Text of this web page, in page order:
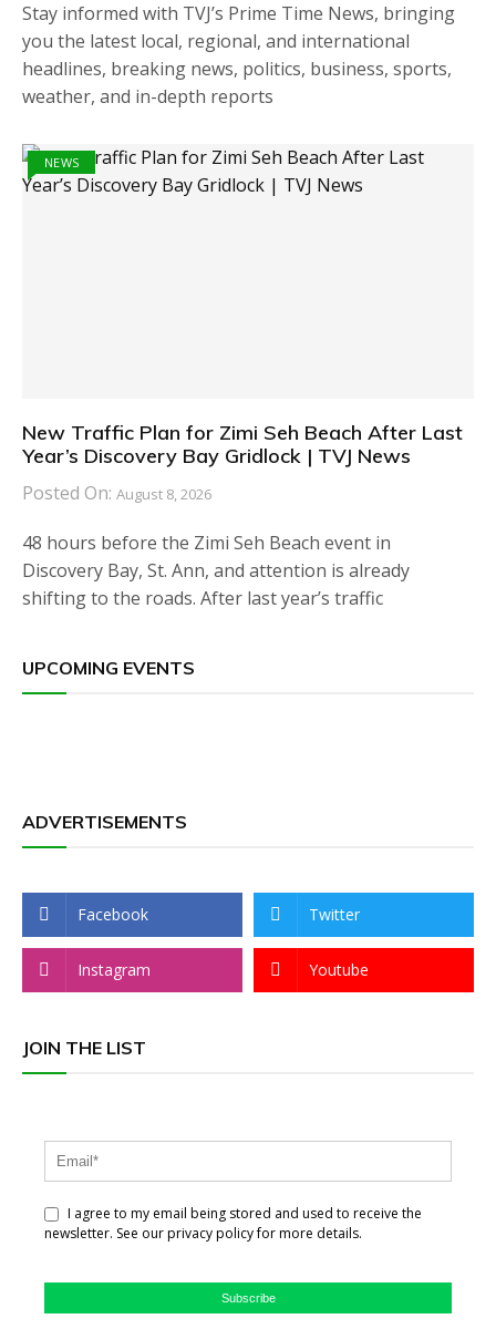
Stay informed with TVJ’s Prime Time News, bringing
you the latest local, regional, and international
headlines, breaking news, politics, business, sports,
weather, and in-depth reports
NEWS
New Traffic Plan for Zimi Seh Beach After Last
Year’s Discovery Bay Gridlock | TVJ News
Posted On: August 8, 2026
48 hours before the Zimi Seh Beach event in
Discovery Bay, St. Ann, and attention is already
shifting to the roads. After last year’s traffic
UPCOMING EVENTS
ADVERTISEMENTS
Facebook Twitter
Instagram Youtube
JOIN THE LIST
I agree to my email being stored and used to receive the
newsletter. See our privacy policy for more details.
Subscribe